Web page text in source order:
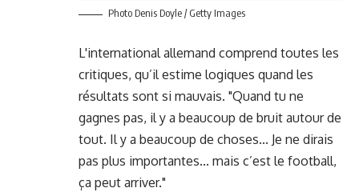
Photo Denis Doyle / Getty Images
L'international allemand comprend toutes les
critiques, qu’il estime logiques quand les
résultats sont si mauvais. "Quand tu ne
gagnes pas, il y a beaucoup de bruit autour de
tout. Il y a beaucoup de choses... Je ne dirais
pas plus importantes... mais c’est le football,
ça peut arriver."